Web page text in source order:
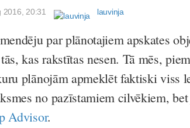
2016, 20:31 lauvinja
par plānotajiem apskates
kas rakstītas nesen. Tā mēs,
plānojām apmeklēt faktiski viss
no pazīstamiem cilvēkiem,
Advisor.